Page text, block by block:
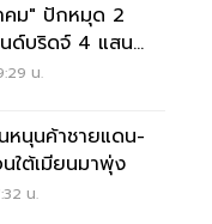
คม" ปักหมุด 2
นด์บริดจ์ 4 แสน
น.
หนุนค้าชายแดน-
นใต้เมียนมาพุ่ง
น.